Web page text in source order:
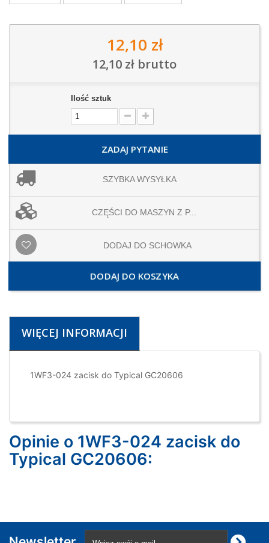
12,10 zł
12,10 zł brutto
Ilość sztuk
ZADAJ PYTANIE
SZYBKA WYSYŁKA
CZĘŚCI DO MASZYN Z P...
DODAJ DO SCHOWKA
DODAJ DO KOSZYKA
WIĘCEJ INFORMACJI
1WF3-024 zacisk do Typical GC20606
Opinie o 1WF3-024 zacisk do
Typical GC20606: